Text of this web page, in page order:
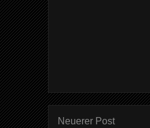
Neuerer Post